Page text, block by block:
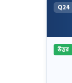
Q24
উত্তর